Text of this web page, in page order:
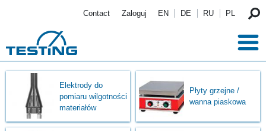
Contact Zaloguj EN DE RU PL
Elektrody do
pomiaru wilgotności
materiałów
Płyty grzejne /
wanna piaskowa